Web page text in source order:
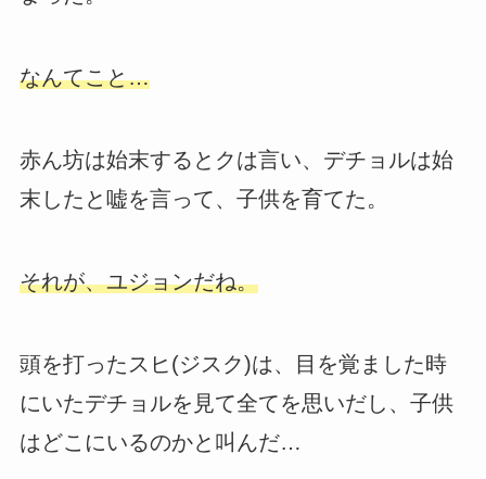
なんてこと…
赤ん坊は始末するとクは言い、デチョルは始
末したと嘘を言って、子供を育てた。
それが、ユジョンだね。
頭を打ったスヒ(ジスク)は、目を覚ました時
にいたデチョルを見て全てを思いだし、子供
はどこにいるのかと叫んだ…